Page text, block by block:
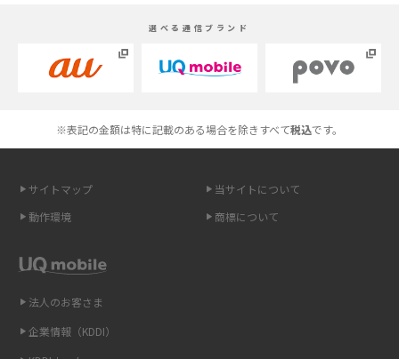
Androidスマホとは？特徴やメリット・デメリット、おススメ機種を紹介
高校生にスマホ制限は必要？所持率やメリット・デメリットを詳しく紹介
トを解説
スマホや携帯端末の通信速度制限とは？回避のコツや解除のタイミング・
LINEの通知がこない時の原因と対処法9選！設定の確認手順も解説
選べる通信ブランド
※表記の金額は特に記載のある場合を除きすべて税込です。
サイトマップ
当サイトについて
動作環境
商標について
法人のお客さま
企業情報（KDDI）